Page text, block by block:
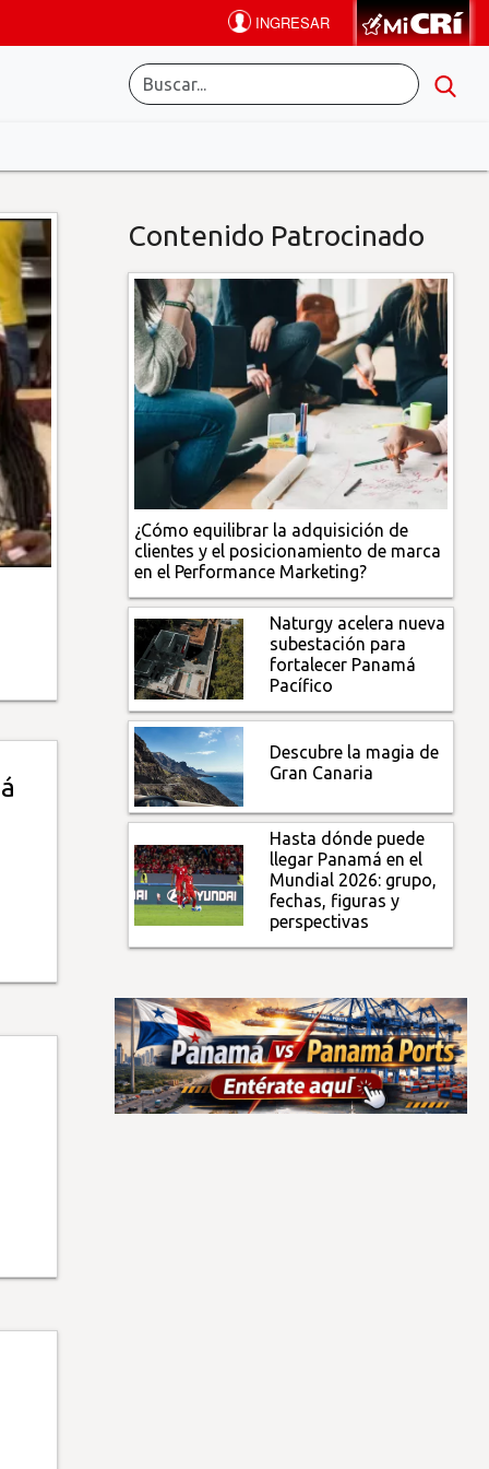
Contenido Patrocinado
¿Cómo equilibrar la adquisición de
clientes y el posicionamiento de marca
en el Performance Marketing?
Naturgy acelera nueva
subestación para
fortalecer Panamá
Pacífico
Descubre la magia de
Gran Canaria
Hasta dónde puede
llegar Panamá en el
Mundial 2026: grupo,
fechas, figuras y
perspectivas